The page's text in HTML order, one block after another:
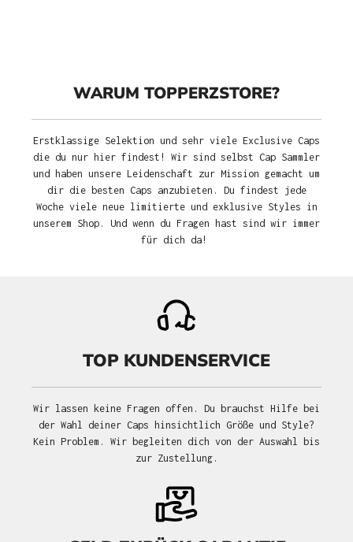
WARUM TOPPERZSTORE?
Erstklassige Selektion und sehr viele Exclusive Caps
die du nur hier findest! Wir sind selbst Cap Sammler
und haben unsere Leidenschaft zur Mission gemacht um
dir die besten Caps anzubieten. Du findest jede
Woche viele neue limitierte und exklusive Styles in
unserem Shop. Und wenn du Fragen hast sind wir immer
für dich da!
TOP KUNDENSERVICE
Wir lassen keine Fragen offen. Du brauchst Hilfe bei
der Wahl deiner Caps hinsichtlich Größe und Style?
Kein Problem. Wir begleiten dich von der Auswahl bis
zur Zustellung.